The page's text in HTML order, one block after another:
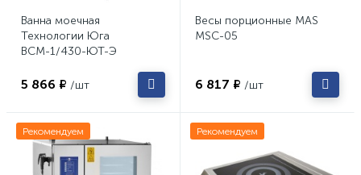
Ванна моечная
Технологии Юга
ВСМ-1/430-ЮТ-Э
5 866 ₽ /шт
Весы порционные MAS
MSC-05
6 817 ₽ /шт
Рекомендуем Рекомендуем